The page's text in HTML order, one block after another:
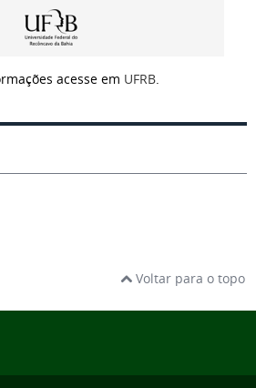
acesse em UFRB
Voltar para o topo